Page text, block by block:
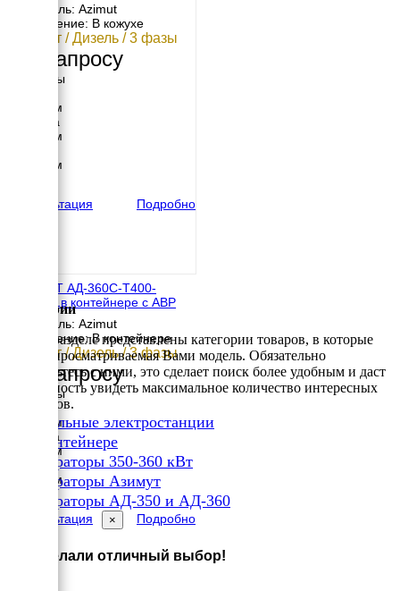
Двигатель: Azimut
Исполнение: В кожухе
360 кВт / Дизель / 3 фазы
По запросу
Размеры
5500 мм
Ширина
1700 мм
2550 мм
Консультация
Подробно
АЗИМУТ АД-360С-Т400-
2РНМ11в контейнере с АВР
Двигатель: Azimut
Исполнение: В контейнере
360 кВт / Дизель / 3 фазы
По запросу
Размеры
6050 мм
Ширина
2240 мм
2630 мм
Консультация
Подробно
Категории
В этом разделе представлены категории товаров, в которые
входит просматриваемая Вами модель. Обязательно
ознакомьтесь с ними, это сделает поиск более удобным и даст
возможность увидеть максимальное количество интересных
вариантов.
Дизельные электростанции
В контейнере
Генераторы 350-360 кВт
Генераторы Азимут
Генераторы АД-350 и АД-360
×
Вы сделали отличный выбор!